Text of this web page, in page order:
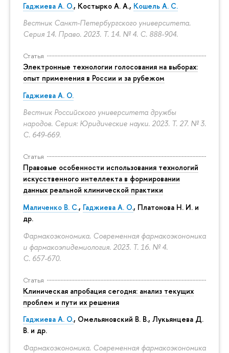
Гаджиева А. О., Костырко А. А., Кошель А. С.
Вестник Санкт-Петербургского университета.
Серия 14. Право. 2023. Т. 14. № 4. С. 888-904.
Статья
Электронные технологии голосования на выборах:
опыт применения в России и за рубежом
Гаджиева А. О.
Вестник Российского университета дружбы
народов. Серия: Юридические науки. 2023. Т. 27. № 3.
С. 649-669.
Статья
Правовые особенности использования технологий
искусственного интеллекта в формировании
данных реальной клинической практики
Маличенко В. С., Гаджиева А. О., Платонова Н. И. и
др.
Фармакоэкономика. Современная фармакоэкономика
и фармакоэпидемиология. 2023. Т. 16. № 4.
С. 657-670.
Статья
Клиническая апробация сегодня: анализ текущих
проблем и пути их решения
Гаджиева А. О., Омельяновский В. В., Лукьянцева Д.
В. и др.
Фармакоэкономика. Современная фармакоэкономика